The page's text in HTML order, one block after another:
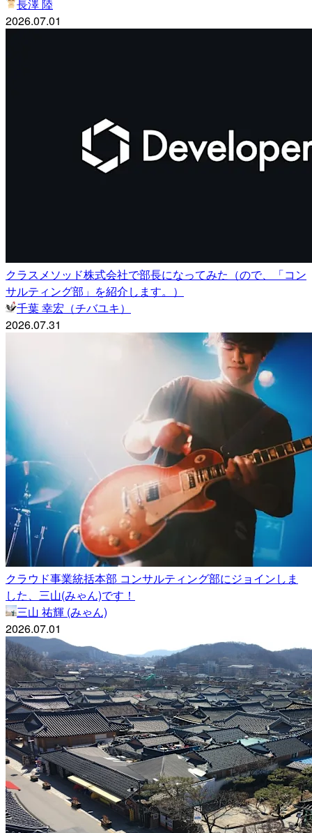
長澤 陸
2026.07.01
クラスメソッド株式会社で部長になってみた（ので、「コン
サルティング部」を紹介します。）
千葉 幸宏（チバユキ）
2026.07.31
クラウド事業統括本部 コンサルティング部にジョインしま
した、三山(みゃん)です！
三山 祐輝 (みゃん)
2026.07.01